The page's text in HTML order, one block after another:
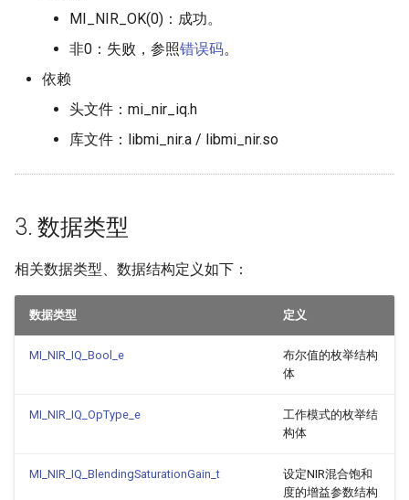
MI_NIR_OK(0)：成功。
非0：失败，参照错误码。
依赖
头文件：mi_nir_iq.h
库文件：libmi_nir.a / libmi_nir.so
3. 数据类型
相关数据类型、数据结构定义如下：
数据类型 定义
MI_NIR_IQ_Bool_e
布尔值的枚举结构
体
MI_NIR_IQ_OpType_e
工作模式的枚举结
构体
MI_NIR_IQ_BlendingSaturationGain_t
设定NIR混合饱和
度的增益参数结构